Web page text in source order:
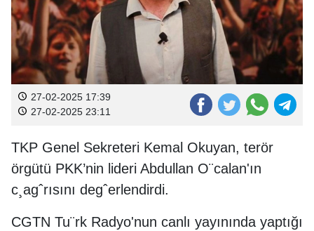
27-02-2025 17:39
27-02-2025 23:11
TKP Genel Sekreteri Kemal Okuyan, terör
örgütü PKK’nin lideri Abdullan O¨calan'ın
c¸agˆrısını degˆerlendirdi.
CGTN Tu¨rk Radyo'nun canlı yayınında yaptığı